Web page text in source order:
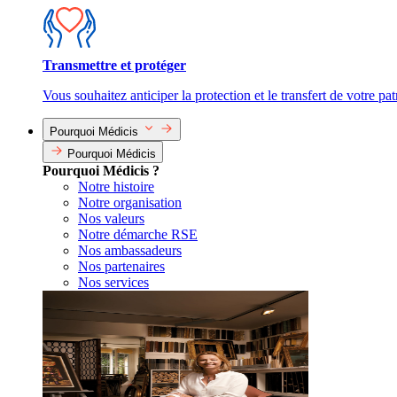
Transmettre et protéger
Vous souhaitez anticiper la protection et le transfert de votre
Pourquoi Médicis
Pourquoi Médicis
Pourquoi Médicis ?
Notre histoire
Notre organisation
Nos valeurs
Notre démarche RSE
Nos ambassadeurs
Nos partenaires
Nos services